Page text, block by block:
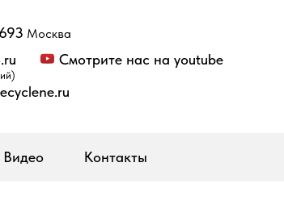
Смотрите нас на youtube
Москва
Видео Контакты